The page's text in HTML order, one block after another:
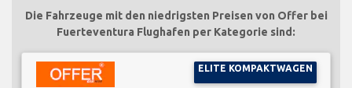
Die Fahrzeuge mit den niedrigsten Preisen von Offer bei
Fuerteventura Flughafen per Kategorie sind:
ELITE KOMPAKTWAGEN